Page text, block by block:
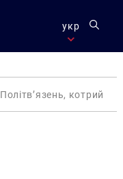
укр
Політв’язень, котрий